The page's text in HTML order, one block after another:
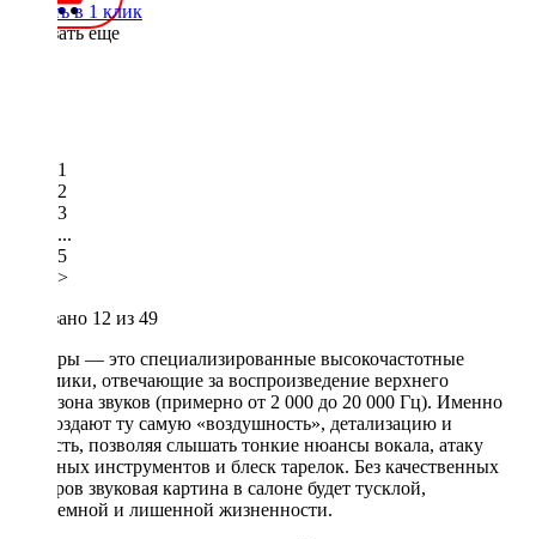
Купить в 1 клик
Показать еще
1
2
3
...
5
>
Показано 12 из 49
Твитеры — это специализированные высокочастотные
динамики, отвечающие за воспроизведение верхнего
диапазона звуков (примерно от 2 000 до 20 000 Гц). Именно
они создают ту самую «воздушность», детализацию и
четкость, позволяя слышать тонкие нюансы вокала, атаку
струнных инструментов и блеск тарелок. Без качественных
твитеров звуковая картина в салоне будет тусклой,
необъемной и лишенной жизненности.